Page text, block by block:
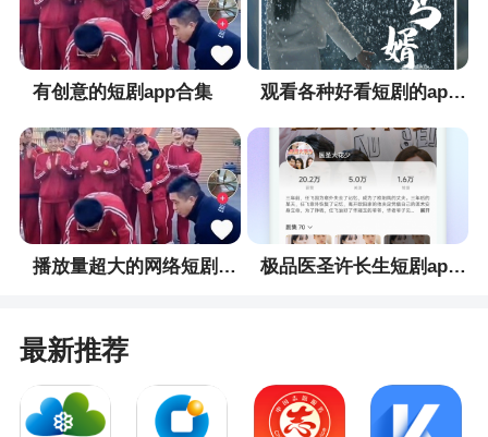
取？那就加个水印吧。轻轻松松一键加上水印，再
也不怕图片被盗用。更有批量加水印功能，一次300
张轻松解决
2、玉含：这个软件太好用了，功能很强大，谢
谢做此软件的师傅，你辛苦了
3、不管是文字水印，图片水印，还是模版水
印，贴纸水印都支持，想要把自己的东西加上水
印，就赶紧来下载吧
1、支持视频盲水印。
2、支持水印变形，全屏水印。
有创意的短剧app合集 观看各种好看短剧的app合集
播放量超大的网络短剧app合集 极品医圣许长生短剧app合集
最新推荐